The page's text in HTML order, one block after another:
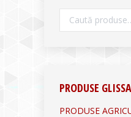
PRODUSE
PRODUSE